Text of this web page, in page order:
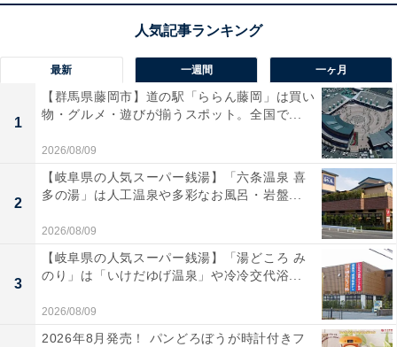
最新 一週間 一ヶ月
1
【群馬県藤岡市】道の駅「ららん藤岡」は買い
物・グルメ・遊びが揃うスポット。全国で...
2026/08/09
2
【岐阜県の人気スーパー銭湯】「六条温泉 喜
多の湯」は人工温泉や多彩なお風呂・岩盤...
2026/08/09
3
【岐阜県の人気スーパー銭湯】「湯どころ み
のり」は「いけだゆげ温泉」や冷冷交代浴...
2026/08/09
2026年8月発売！ パンどろぼうが時計付きフ